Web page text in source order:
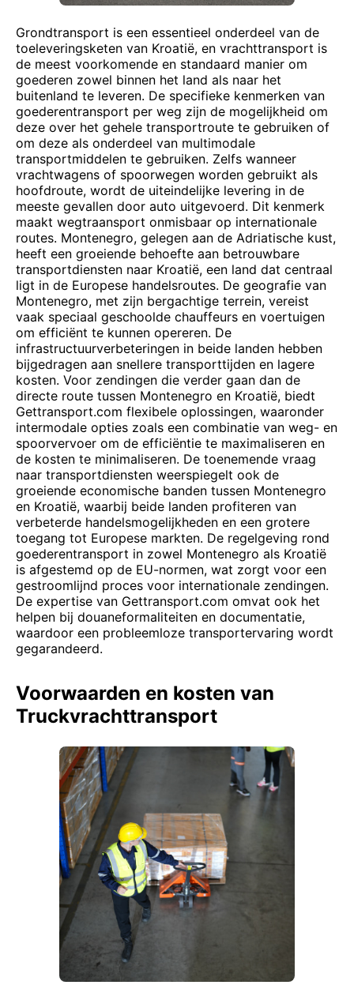
Grondtransport is een essentieel onderdeel van de
toeleveringsketen van Kroatië, en vrachttransport is
de meest voorkomende en standaard manier om
goederen zowel binnen het land als naar het
buitenland te leveren. De specifieke kenmerken van
goederentransport per weg zijn de mogelijkheid om
deze over het gehele transportroute te gebruiken of
om deze als onderdeel van multimodale
transportmiddelen te gebruiken. Zelfs wanneer
vrachtwagens of spoorwegen worden gebruikt als
hoofdroute, wordt de uiteindelijke levering in de
meeste gevallen door auto uitgevoerd. Dit kenmerk
maakt wegtraansport onmisbaar op internationale
routes. Montenegro, gelegen aan de Adriatische kust,
heeft een groeiende behoefte aan betrouwbare
transportdiensten naar Kroatië, een land dat centraal
ligt in de Europese handelsroutes. De geografie van
Montenegro, met zijn bergachtige terrein, vereist
vaak speciaal geschoolde chauffeurs en voertuigen
om efficiënt te kunnen opereren. De
infrastructuurverbeteringen in beide landen hebben
bijgedragen aan snellere transporttijden en lagere
kosten. Voor zendingen die verder gaan dan de
directe route tussen Montenegro en Kroatië, biedt
Gettransport.com flexibele oplossingen, waaronder
intermodale opties zoals een combinatie van weg- en
spoorvervoer om de efficiëntie te maximaliseren en
de kosten te minimaliseren. De toenemende vraag
naar transportdiensten weerspiegelt ook de
groeiende economische banden tussen Montenegro
en Kroatië, waarbij beide landen profiteren van
verbeterde handelsmogelijkheden en een grotere
toegang tot Europese markten. De regelgeving rond
goederentransport in zowel Montenegro als Kroatië
is afgestemd op de EU-normen, wat zorgt voor een
gestroomlijnd proces voor internationale zendingen.
De expertise van Gettransport.com omvat ook het
helpen bij douaneformaliteiten en documentatie,
waardoor een probleemloze transportervaring wordt
gegarandeerd.
Voorwaarden en kosten van
Truckvrachttransport